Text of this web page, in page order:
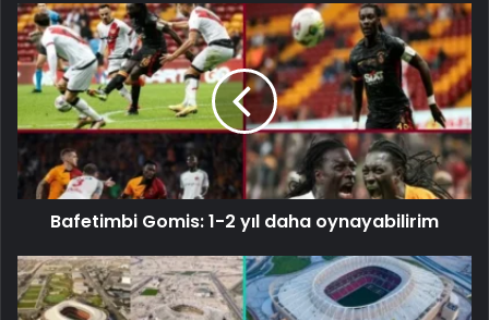
Bafetimbi Gomis: 1-2 yıl daha oynayabilirim